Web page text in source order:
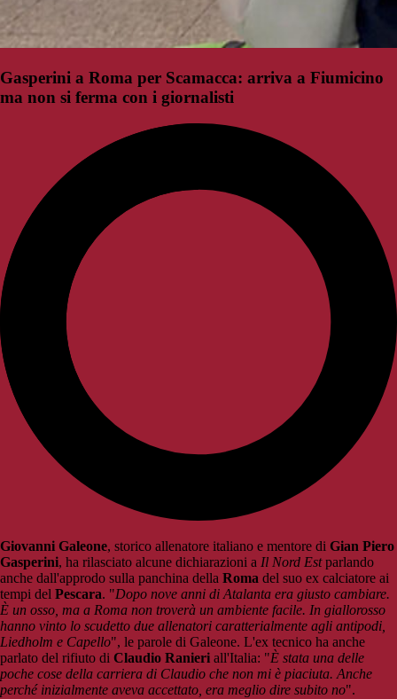
Gasperini a Roma per Scamacca: arriva a Fiumicino
ma non si ferma con i giornalisti
Giovanni Galeone, storico allenatore italiano e mentore di Gian Piero
Gasperini, ha rilasciato alcune dichiarazioni a Il Nord Estparlando
anche dall'approdo sulla panchina della Roma del suo ex calciatore ai
tempi del Pescara. "Dopo nove anni di Atalanta era giusto cambiare.
È un osso, ma a Roma non troverà un ambiente facile. In giallorosso
hanno vinto lo scudetto due allenatori caratterialmente agli antipodi,
Liedholm e Capello", le parole di Galeone. L'ex tecnico ha anche
parlato del rifiuto di Claudio Ranieri all'Italia: "È stata una delle
poche cose della carriera di Claudio che non mi è piaciuta. Anche
perché inizialmente aveva accettato, era meglio dire subito no".